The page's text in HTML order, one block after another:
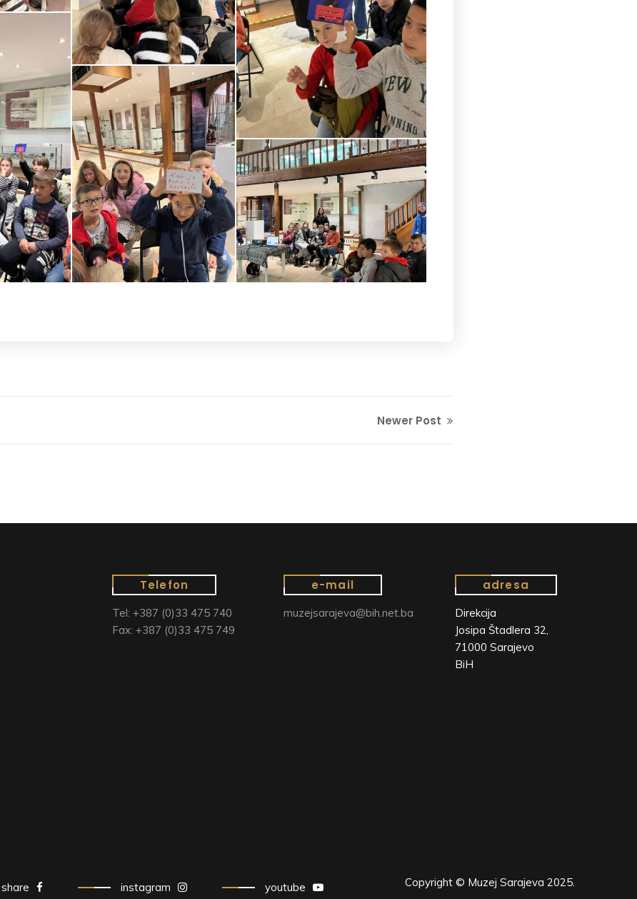
Newer Post
Telefon
Tel: +387 (0)33 475 740
Fax: +387 (0)33 475 749
e-mail
muzejsarajeva@bih.net.ba
adresa
Direkcija
Josipa Štadlera 32,
71000 Sarajevo
BiH
share instagram youtube Copyright © Muzej Sarajeva 2025.